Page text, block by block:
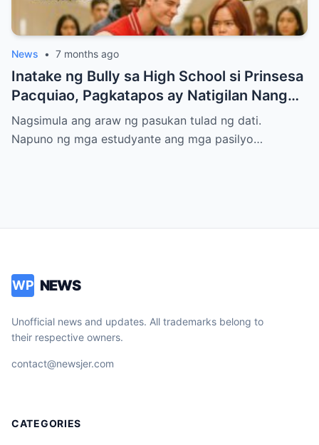
News • 7 months ago
Inatake ng Bully sa High School si Prinsesa
Pacquiao, Pagkatapos ay Natigilan Nang
Malaman Niya Kung Sino ang Ama Nito.
Nagsimula ang araw ng pasukan tulad ng dati.
Napuno ng mga estudyante ang mga pasilyo…
WP NEWS
Unofficial news and updates. All trademarks belong to
their respective owners.
contact@newsjer.com
CATEGORIES